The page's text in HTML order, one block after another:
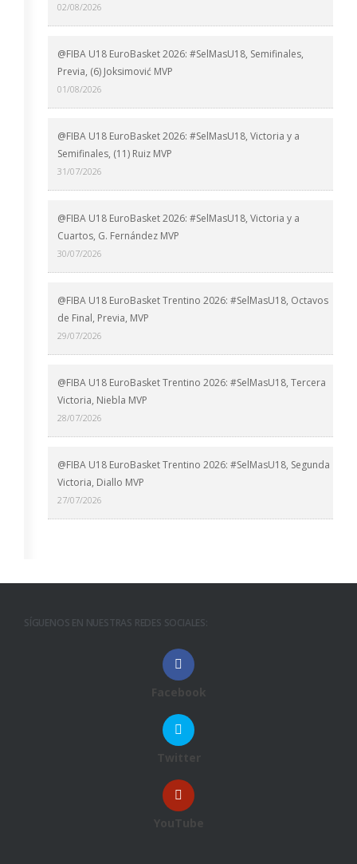
02/08/2026
@FIBA U18 EuroBasket 2026: #SelMasU18, Semifinales,
Previa, (6) Joksimović MVP
01/08/2026
@FIBA U18 EuroBasket 2026: #SelMasU18, Victoria y a
Semifinales, (11) Ruiz MVP
31/07/2026
@FIBA U18 EuroBasket 2026: #SelMasU18, Victoria y a
Cuartos, G. Fernández MVP
30/07/2026
@FIBA U18 EuroBasket Trentino 2026: #SelMasU18, Octavos
de Final, Previa, MVP
29/07/2026
@FIBA U18 EuroBasket Trentino 2026: #SelMasU18, Tercera
Victoria, Niebla MVP
28/07/2026
@FIBA U18 EuroBasket Trentino 2026: #SelMasU18, Segunda
Victoria, Diallo MVP
27/07/2026
SÍGUENOS EN NUESTRAS REDES SOCIALES:
Facebook
Twitter
YouTube